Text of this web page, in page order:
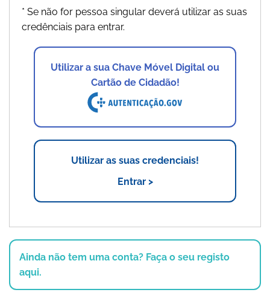
* Se não for pessoa singular deverá utilizar as suas
credênciais para entrar.
Utilizar a sua Chave Móvel Digital ou
Cartão de Cidadão!
Utilizar as suas credenciais!
Entrar >
Ainda não tem uma conta? Faça o seu registo
aqui.